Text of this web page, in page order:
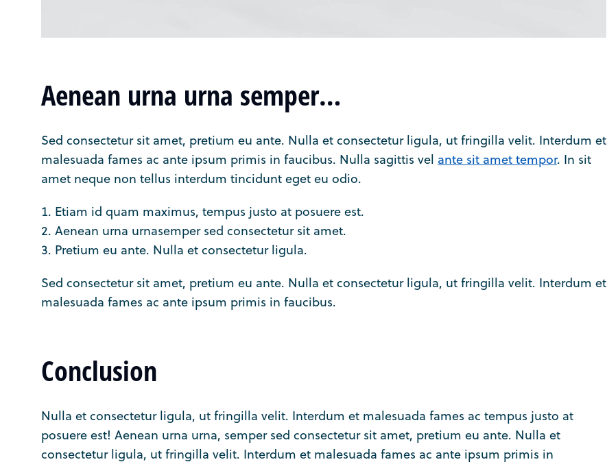
Aenean urna urna semper…
Sed consectetur sit amet, pretium eu ante. Nulla et consectetur ligula, ut fringilla velit. Interdum et
malesuada fames ac ante ipsum primis in faucibus. Nulla sagittis vel ante sit amet tempor. In sit
amet neque non tellus interdum tincidunt eget eu odio.
Etiam id quam maximus, tempus justo at posuere est.
Aenean urna urnasemper sed consectetur sit amet.
Pretium eu ante. Nulla et consectetur ligula.
Sed consectetur sit amet, pretium eu ante. Nulla et consectetur ligula, ut fringilla velit. Interdum et
malesuada fames ac ante ipsum primis in faucibus.
Conclusion
Nulla et consectetur ligula, ut fringilla velit. Interdum et malesuada fames ac tempus justo at
posuere est! Aenean urna urna, semper sed consectetur sit amet, pretium eu ante. Nulla et
consectetur ligula, ut fringilla velit. Interdum et malesuada fames ac ante ipsum primis in